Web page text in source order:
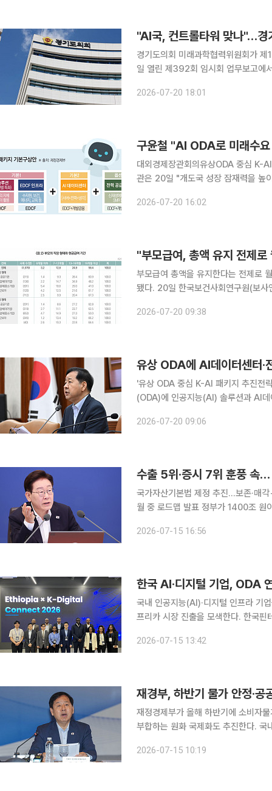
경기도의회 미래과학협력위원회가 제
일 열린 제392회 임시회 업무보고에
다. 'AI 수도 경기'라는 구호에 걸맞
2026-07-20 18:01
구윤철 "AI ODA로 미래수
대외경제장관회의유상ODA 중심 K-AI 패키지 추진전략 발
관은 20일 "개도국 성장 잠재력을 높
에서 주재한 대외경제장관회의에서
2026-07-20 16:02
"부모급여, 총액 유지 전제
부모급여 총액을 유지한다는 전제로
됐다. 20일 한국보건사회연구원(보사연)에 따르면, 보사연이 발행하는 ‘이슈앤포커스’ 최신호에 이
및 시간지원제도 이용 실태조사’ 결
2026-07-20 09:38
유상 ODA에 AI데이터센터
'유상 ODA 중심 K-AI 패키지 추진전략' 정부가 개발도상국을 대상으로 하는 유상 공적개
(ODA)에 인공지능(AI) 솔루션과 AI
경제부총리 겸 재정경제부 장관 주재
2026-07-20 09:06
수출 5위·증시 7위 훈풍 속
국가자산기본법 제정 추진…보존·매
월 중 로드맵 발표 정부가 1400조 원이 넘는 국가자산 운용 방식을 보존·매각 중심에서 가치창출형
거래할 수 있도록 국제화 작업도 속
2026-07-15 16:56
한국 AI·디지털 기업, ODA
국내 인공지능(AI)·디지털 인프라 기
프리카 시장 진출을 모색한다. 한국
수출 전략’을 주제로 열린 이번 포럼에
2026-07-15 13:42
재경부, 하반기 물가 안정·
재정경제부가 올해 하반기에 소비자
부합하는 원화 국제화도 추진한다.
15일 청와대 영빈관에서 열린 이재
2026-07-15 10:19